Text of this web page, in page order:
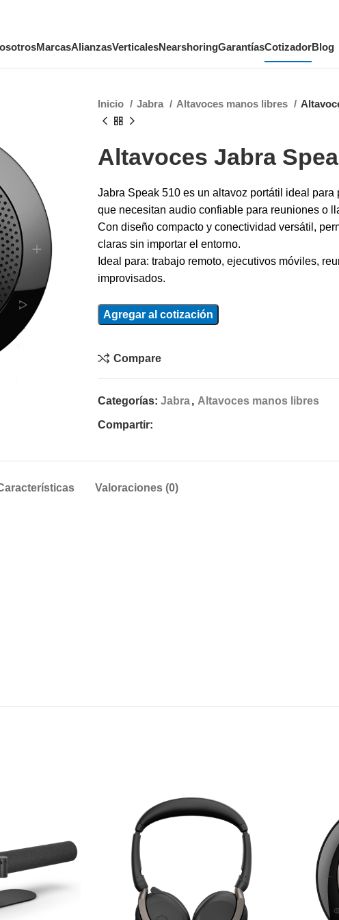
MarcasAlianzasVerticalesNearshoringGarantíasCotizadorBlog
Inicio Jabra Altavoces manos libres
Altavoces Jabra
Jabra Speak 510 es un altavoz portátil ideal
que necesitan audio confiable para reuniones o
Con diseño compacto y conectividad versátil,
claras sin importar el entorno.
Ideal para: trabajo remoto, ejecutivos móviles,
improvisados.
Agregar al cotización
Compare
Categorías: Jabra, Altavoces manos libres
Compartir:
Valoraciones (0)